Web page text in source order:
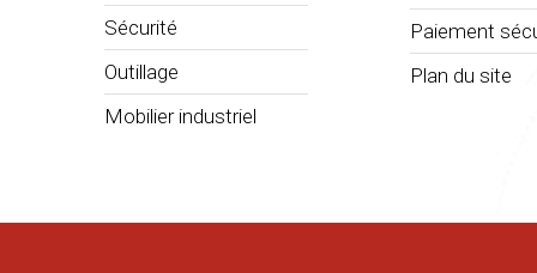
Sécurité
Outillage
Mobilier industriel
Paiement
Plan du site